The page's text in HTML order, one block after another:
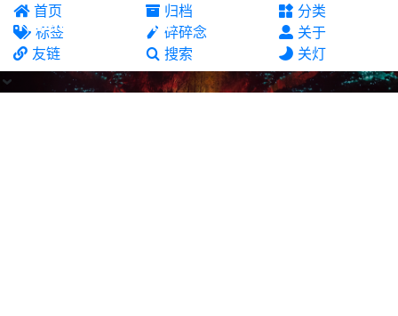
Yuban10703's site
首页 归档
分类
标签
碎碎念
关于
友链
搜索 关灯